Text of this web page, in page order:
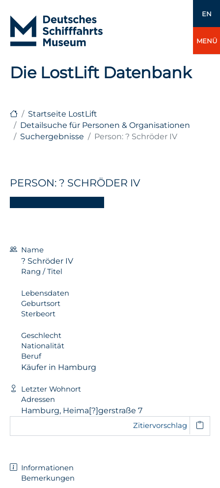
EN
MENÜ
Die LostLift Datenbank
Startseite LostLift
Detailsuche für Personen & Organisationen
Suchergebnisse
Person: ? Schröder IV
PERSON: ? SCHRÖDER IV
Name
? Schröder IV
Rang / Titel
Lebensdaten
Geburtsort
Sterbeort
Geschlecht
Nationalität
Beruf
Käufer in Hamburg
Letzter Wohnort
Adressen
Hamburg, Heima[?]gerstraße 7
Zitiervorschlag
Informationen
Bemerkungen